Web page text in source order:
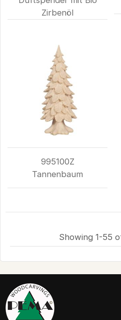
Zirbenöl
995100Z
Tannenbaum
Showing 1-55